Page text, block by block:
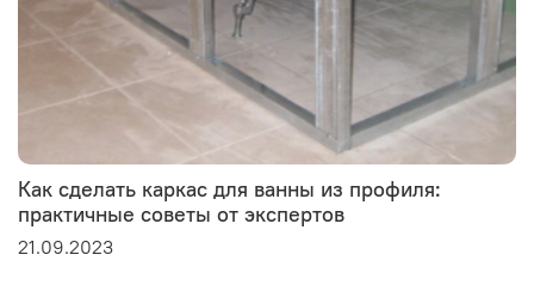
Как сделать каркас для ванны из профиля:
практичные советы от экспертов
21.09.2023